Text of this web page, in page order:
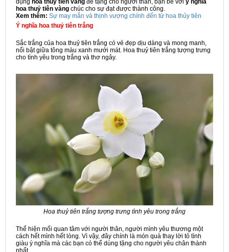
hoa thuỷ tiên vàng chúc cho sự đạt được thành công.
Xem thêm: Sự may mắn và thịnh vượng chính đến từ hoa thủy tiên
Ý nghĩa hoa thuỷ tiên trắng
Sắc trắng của hoa thuỷ tiên trắng có vẻ đẹp dịu dàng và mong manh,
nổi bật giữa tông màu xanh mưới mát. Hoa thuỷ tiên trắng tượng trưng
cho tình yêu trong trắng và thơ ngây.
Hoa thuỷ tiên trắng tượng trưng tình yêu trong trắng
Thể hiện mối quan tâm với người thân, người mình yêu thương một
cách hết mình hết lòng. Vì vậy, đây chính là món quà thay lời tỏ tình
giàu ý nghĩa mà các bạn có thể dùng tặng cho người yêu chân thành
nhất.